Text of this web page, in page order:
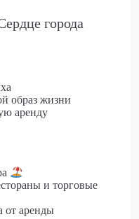
города
образ жизни
аренду
и торговые
от аренды